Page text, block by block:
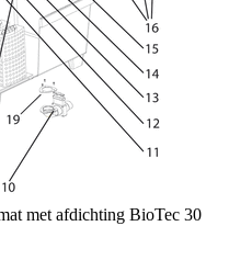
met afdichting BioTec 30